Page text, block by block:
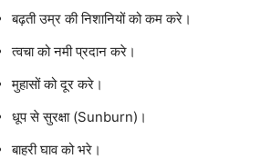
बढ़ती उम्र की निशानियों को कम करे।
त्वचा को नमी प्रदान करे।
मुहासों को दूर करे।
धूप से सुरक्षा (Sunburn)।
बाहरी घाव को भरे।